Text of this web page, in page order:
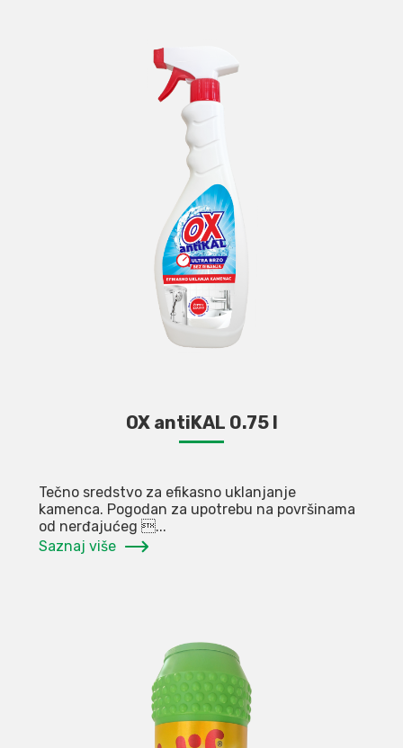
OX antiKAL 0.75 l
Tečno sredstvo za efikasno uklanjanje
kamenca. Pogodan za upotrebu na površinama
od nerđajućeg ...
Saznaj više